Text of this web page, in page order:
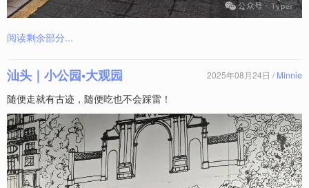
阅读剩余部分...
汕头｜小公园•大观园 2025年08月24日 / Minnie
随便走就有古迹，随便吃也不会踩雷！